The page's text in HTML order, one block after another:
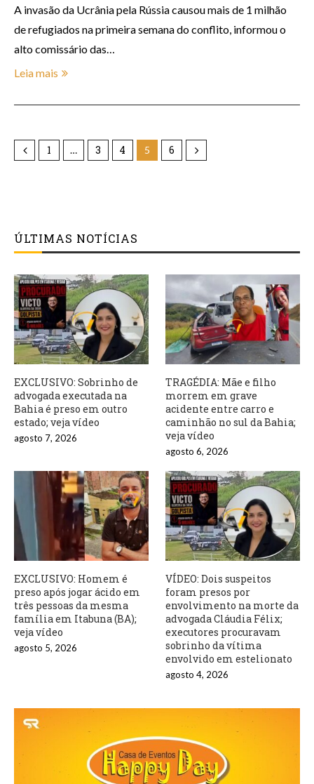
A invasão da Ucrânia pela Rússia causou mais de 1 milhão
de refugiados na primeira semana do conflito, informou o
alto comissário das…
Leia mais
1 … 3 4 5 6
ÚLTIMAS NOTÍCIAS
EXCLUSIVO: Sobrinho de
advogada executada na
Bahia é preso em outro
estado; veja vídeo
agosto 7, 2026
TRAGÉDIA: Mãe e filho
morrem em grave
acidente entre carro e
caminhão no sul da Bahia;
veja vídeo
agosto 6, 2026
EXCLUSIVO: Homem é
preso após jogar ácido em
três pessoas da mesma
família em Itabuna (BA);
veja vídeo
agosto 5, 2026
VÍDEO: Dois suspeitos
foram presos por
envolvimento na morte da
advogada Cláudia Félix;
executores procuravam
sobrinho da vítima
envolvido em estelionato
agosto 4, 2026